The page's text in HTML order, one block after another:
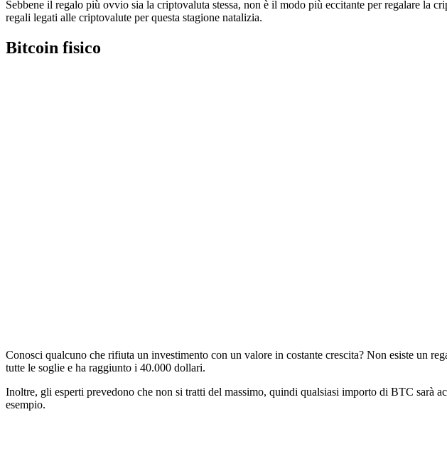
Sebbene il regalo più ovvio sia la criptovaluta stessa, non è il modo più eccitante per regalare
regali legati alle criptovalute per questa stagione natalizia.
Bitcoin fisico
Conosci qualcuno che rifiuta un investimento con un valore in costante crescita? Non esiste un
tutte le soglie e ha raggiunto i 40.000 dollari.
Inoltre, gli esperti prevedono che non si tratti del massimo, quindi qualsiasi importo di BTC sarà
esempio.